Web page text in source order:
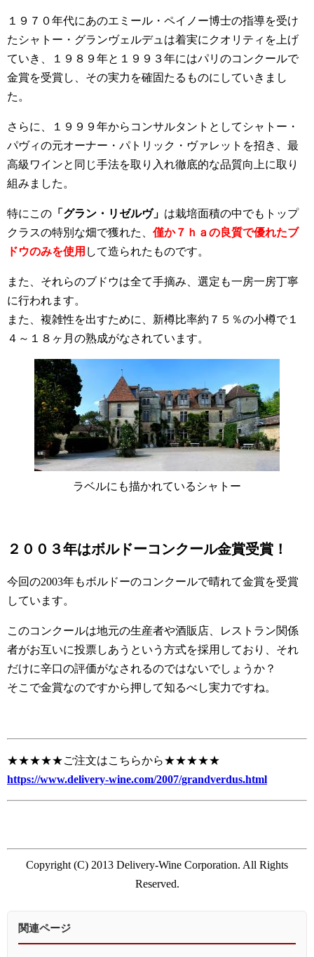
１９７０年代にあのエミール・ペイノー博士の指導を受け
たシャトー・グランヴェルデュは着実にクオリティを上げ
ていき、１９８９年と１９９３年にはパリのコンクールで
金賞を受賞し、その実力を確固たるものにしていきまし
た。
さらに、１９９９年からコンサルタントとしてシャトー・
パヴィの元オーナー・パトリック・ヴァレットを招き、最
高級ワインと同じ手法を取り入れ徹底的な品質向上に取り
組みました。
特にこの 「グラン・リゼルヴ」 は栽培面積の中でもトップ
クラスの特別な畑で獲れた、 僅か７ｈａの良質で優れたブ
ドウのみを使用 して造られたものです。
また、それらのブドウは全て手摘み、選定も一房一房丁寧
に行われます。
また、複雑性を出すために、新樽比率約７５％の小樽で１
４～１８ヶ月の熟成がなされています。
ラベルにも描かれているシャトー
２００３年はボルドーコンクール金賞受賞！
今回の2003年もボルドーのコンクールで晴れて金賞を受賞
しています。
このコンクールは地元の生産者や酒販店、レストラン関係
者がお互いに投票しあうという方式を採用しており、それ
だけに辛口の評価がなされるのではないでしょうか？
そこで金賞なのですから押して知るべし実力ですね。
★★★★★ご注文はこちらから★★★★★
https://www.delivery-wine.com/2007/grandverdus.html
Copyright (C) 2013 Delivery-Wine Corporation. All Rights
Reserved.
関連ページ